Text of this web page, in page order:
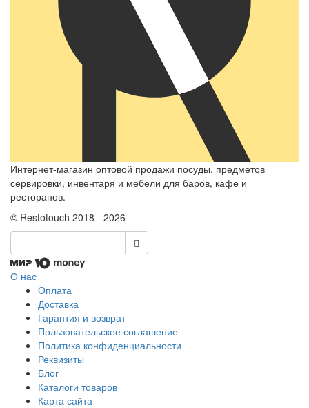
Интернет-магазин оптовой продажи посуды, предметов
сервировки, инвентаря и мебели для баров, кафе и
ресторанов.
© Restotouch 2018 - 2026
О нас
Оплата
Доставка
Гарантия и возврат
Пользовательское соглашение
Политика конфиденциальности
Реквизиты
Блог
Каталоги товаров
Карта сайта